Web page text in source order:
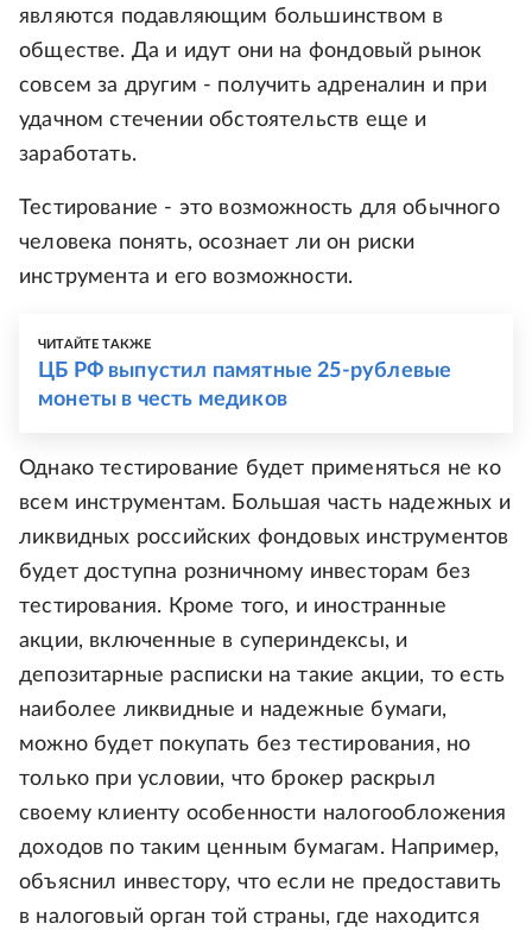
являются подавляющим большинством в
обществе. Да и идут они на фондовый рынок
совсем за другим - получить адреналин и при
удачном стечении обстоятельств еще и
заработать.
Тестирование - это возможность для обычного
человека понять, осознает ли он риски
инструмента и его возможности.
ЧИТАЙТЕ ТАКЖЕ
ЦБ РФ выпустил памятные 25-рублевые
монеты в честь медиков
Однако тестирование будет применяться не ко
всем инструментам. Большая часть надежных и
ликвидных российских фондовых инструментов
будет доступна розничному инвесторам без
тестирования. Кроме того, и иностранные
акции, включенные в супериндексы, и
депозитарные расписки на такие акции, то есть
наиболее ликвидные и надежные бумаги,
можно будет покупать без тестирования, но
только при условии, что брокер раскрыл
своему клиенту особенности налогообложения
доходов по таким ценным бумагам. Например,
объяснил инвестору, что если не предоставить
в налоговый орган той страны, где находится